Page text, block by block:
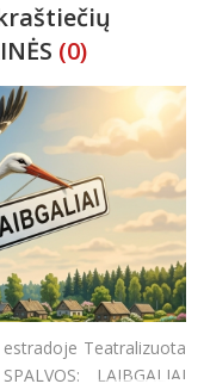
(0)
Teatralizuota
LAIBGALIAI